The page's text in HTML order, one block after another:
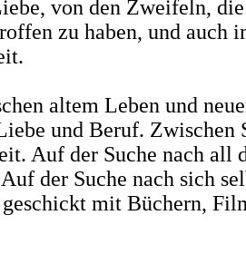
von den Zweifeln,
zu haben, und auch
altem Leben und
und Beruf. Zwischen
Auf der Suche nach all
der Suche nach sich
mit Büchern,